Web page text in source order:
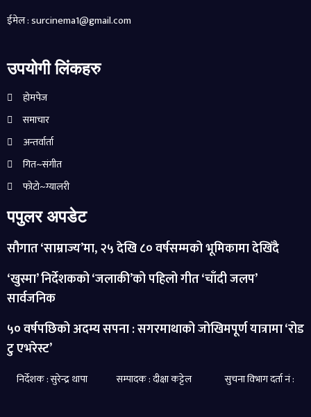
ईमेल : surcinema1@gmail.com
उपयोगी लिंकहरु
होमपेज
समाचार
अन्तर्वार्ता
गित~संगीत
फोटो~ग्यालरी
पपुलर अपडेट
सौगात ‘साम्राज्य’मा, २५ देखि ८० वर्षसम्मको भूमिकामा देखिँदै
‘खुस्मा’ निर्देशकको ‘जलाकी’को पहिलो गीत ‘चाँदी जलप’
सार्वजनिक
५० वर्षपछिको अदम्य सपना : सगरमाथाको जोखिमपूर्ण यात्रामा ‘रोड
टु एभरेस्ट’
निर्देशक : सुरेन्द्र थापा सम्पादक : दीक्षा कट्टेल सुचना विभाग दर्ता नं :